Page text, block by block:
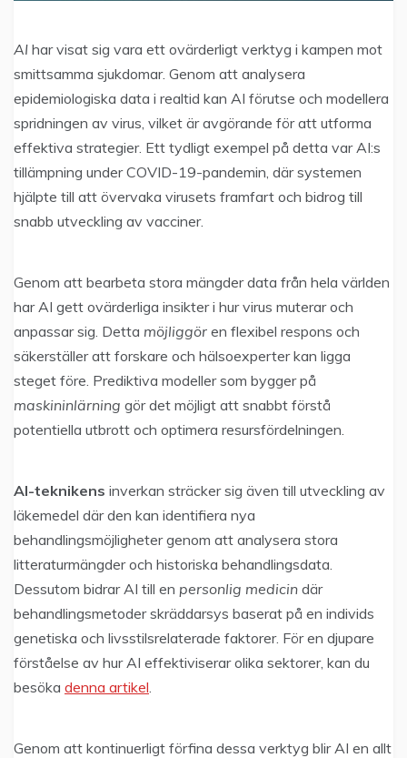
AI har visat sig vara ett ovärderligt verktyg i kampen mot
smittsamma sjukdomar. Genom att analysera
epidemiologiska data i realtid kan AI förutse och modellera
spridningen av virus, vilket är avgörande för att utforma
effektiva strategier. Ett tydligt exempel på detta var AI:s
tillämpning under COVID-19-pandemin, där systemen
hjälpte till att övervaka virusets framfart och bidrog till
snabb utveckling av vacciner.
Genom att bearbeta stora mängder data från hela världen
har AI gett ovärderliga insikter i hur virus muterar och
anpassar sig. Detta möjliggör en flexibel respons och
säkerställer att forskare och hälsoexperter kan ligga
steget före. Prediktiva modeller som bygger på
maskininlärning gör det möjligt att snabbt förstå
potentiella utbrott och optimera resursfördelningen.
AI-teknikens inverkan sträcker sig även till utveckling av
läkemedel där den kan identifiera nya
behandlingsmöjligheter genom att analysera stora
litteraturmängder och historiska behandlingsdata.
Dessutom bidrar AI till en personlig medicin där
behandlingsmetoder skräddarsys baserat på en individs
genetiska och livsstilsrelaterade faktorer. För en djupare
förståelse av hur AI effektiviserar olika sektorer, kan du
besöka denna artikel
Genom att kontinuerligt förfina dessa verktyg blir AI en allt